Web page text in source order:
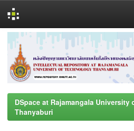
navigation
DSpace at Rajamangala University
Thanyaburi